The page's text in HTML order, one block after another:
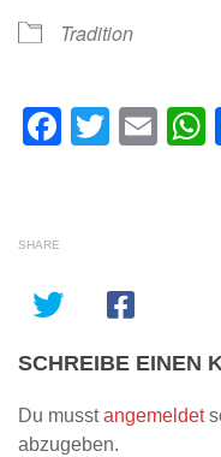
Tradition
SHARE
SCHREIBE EINEN
Du musstangemeldet
abzugeben.